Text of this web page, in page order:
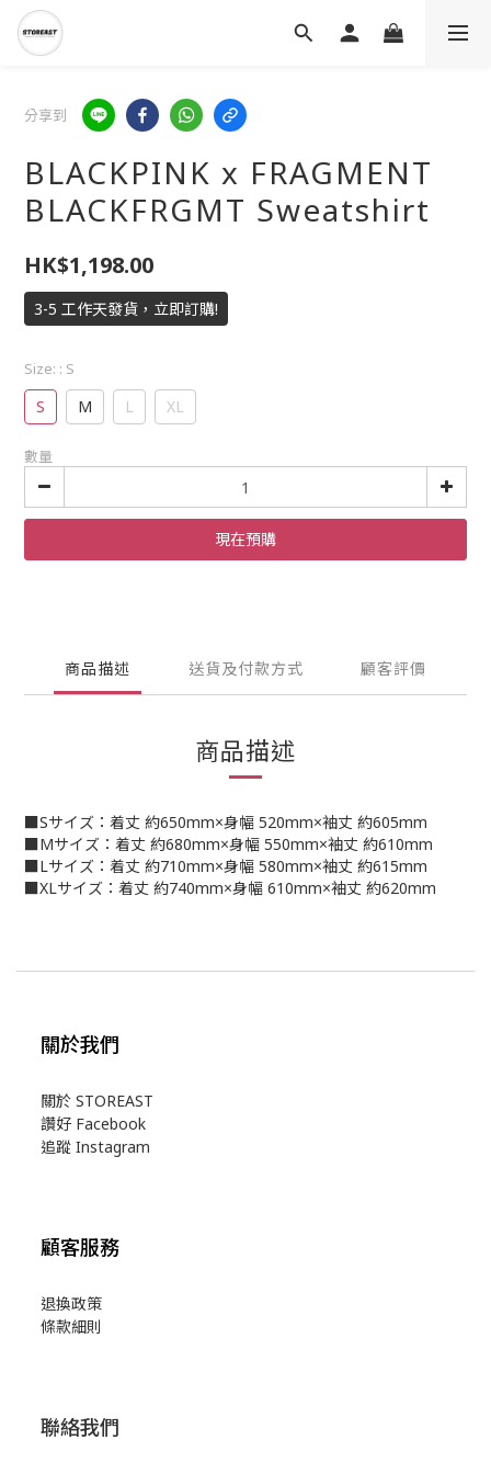
分享到
BLACKPINK x FRAGMENT
BLACKFRGMT Sweatshirt
HK$1,198.00
3-5 工作天發貨，立即訂購!
Size: : S
S M L XL
數量
現在預購
商品描述 送貨及付款方式 顧客評價
商品描述
■Sサイズ：着丈 約650mm×身幅 520mm×袖丈 約605mm
■Mサイズ：着丈 約680mm×身幅 550mm×袖丈 約610mm
■Lサイズ：着丈 約710mm×身幅 580mm×袖丈 約615mm
■XLサイズ：着丈 約740mm×身幅 610mm×袖丈 約620mm
關於我們
關於 STOREAST
讚好 Facebook
追蹤 Instagram
顧客服務
退換政策
條款細則
聯絡我們